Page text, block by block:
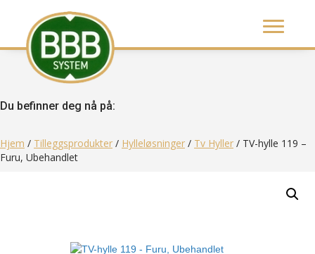
Du befinner deg nå på:
Hjem / Tilleggsprodukter / Hylleløsninger / Tv Hyller / TV-hylle 119 –
Furu, Ubehandlet